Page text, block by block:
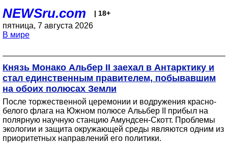
NEWSru.com | 18+
пятница, 7 августа 2026
В мире
Князь Монако Альбер II заехал в Антарктику и
стал единственным правителем, побывавшим
на обоих полюсах Земли
После торжественной церемонии и водружения красно-
белого флага на Южном полюсе Алььбер II прибыл на
полярную научную станцию Амундсен-Скотт. Проблемы
экологии и защита окружающей среды являются одним из
приоритетных направлений его политики.